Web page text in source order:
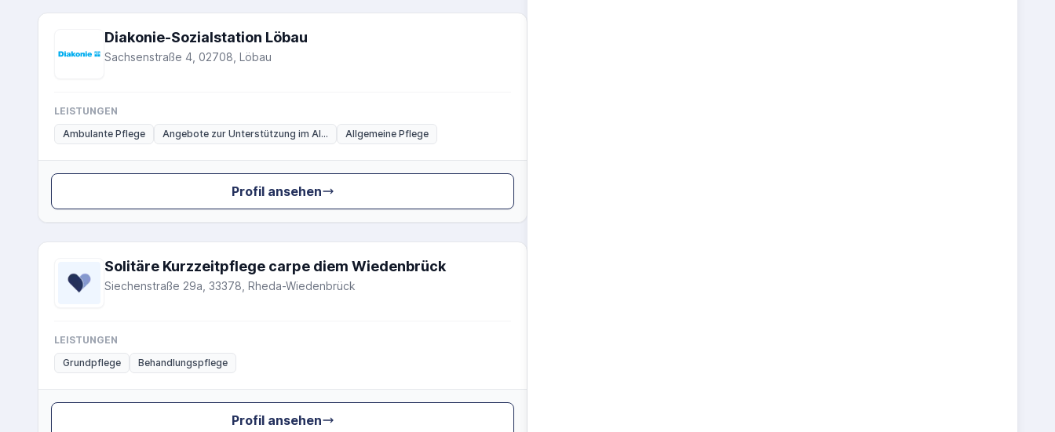
Diakonie-Sozialstation Löbau
Sachsenstraße 4, 02708, Löbau
LEISTUNGEN
Ambulante Pflege
Angebote zur Unterstützung im Al... Allgemeine Pflege
Profil ansehen
Solitäre Kurzzeitpflege carpe diem Wiedenbrück
Siechenstraße 29a, 33378, Rheda-Wiedenbrück
LEISTUNGEN
Grundpflege
Behandlungspflege
Profil ansehen